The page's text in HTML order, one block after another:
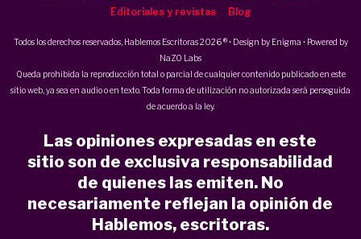
Editoriales y revistas
Blog
Todos los derechos reservados, Hablemos Escritoras 2026 ® • Design by Enigma • Powered by
NaZO Labs
Queda prohibida la reproducción total o parcial de cualquier contenido publicado en este
sitio web, ya sea en audio o en texto. Toda forma de utilización no autorizada será perseguida
de acuerdo a la ley.
Las opiniones expresadas en este
sitio son de exclusiva responsabilidad
de quienes las emiten. No
necesariamente reflejan la opinión de
Hablemos, escritoras.